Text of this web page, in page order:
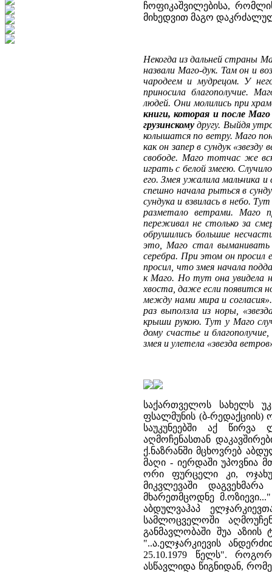
ჩოფიკაშვილებისა,
მიხედვით მაგო
Некогда из дальней страны
назвали Маго-дук. Там он и
чародеем и мудрецом. У
приносила благополучие.
людей. Они молились при
книги, которая и после
грузинскому другу. Выйдя
колышатся по ветру. Маго
как он запер в сундук
свободе. Маго тотчас же
играть с белой змеею.
его. Змея ужалила мальчика
спешно начала рыться в
сундука и взвилась в небо.
разметало ветрами. Маго
переживал не столько за
обрушились большие
это, Маго стал выманивать
серебра. При этом он просил
просил, что змея начала
к Маго. Но тут она увидела
хвоста, даже если появится
между нами мира и
раз выползла из норы,
крыши рукою. Тут у Маго
дому счастье и
змея и улетела «звезда
საქართველოს სახელს
ფსალმუნის (ბ-
საუკუნეებში აქ
აღმოჩენასთან
ქ.ნაზრანში მცხოვრებ
მაღი - იერდაში უპოვნია
ორი ფურცელი კი,
მიკვლევაში
მხარეთმცოდნე
აბდულვაჰაპ
სამლოცველოში
განმავლობაში შუა
"..ა.ელჯარკიევის
25.10.1979 წელს".
ასწავლიდა წიგნიდან,